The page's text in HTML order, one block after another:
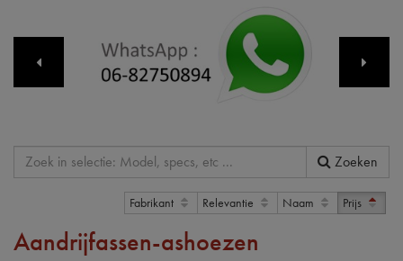
Zoeken
Fabrikant Relevantie Naam Prijs
Aandrijfassen-ashoezen